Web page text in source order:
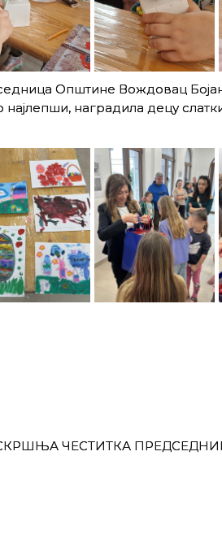
Општине Вождовац
најлепши, наградила децу
ЧЕСТИТКА